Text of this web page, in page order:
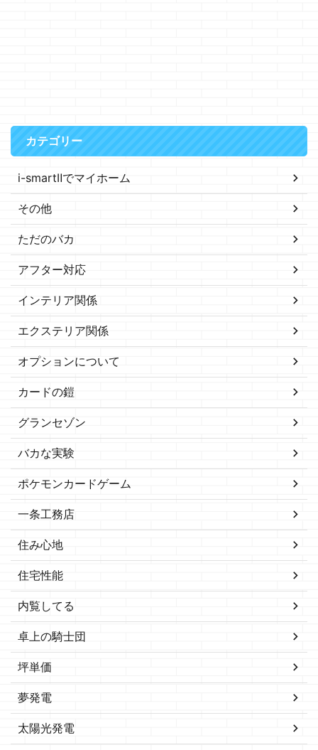
カテゴリー
i-smartⅡでマイホーム
その他
ただのバカ
アフター対応
インテリア関係
エクステリア関係
オプションについて
カードの鎧
グランセゾン
バカな実験
ポケモンカードゲーム
一条工務店
住み心地
住宅性能
内覧してる
卓上の騎士団
坪単価
夢発電
太陽光発電